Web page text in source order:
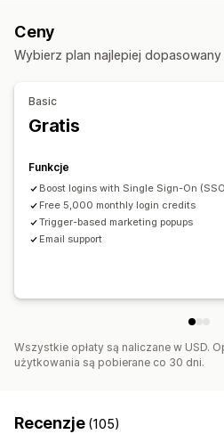
Zarządzanie kontem
Profile
Oznaczanie
Ceny
Wybierz plan najlepiej
Basic
Gratis
Funkcje
Boost logins with Single Sign-On
Free 5,000 monthly login credits
Trigger-based marketing popups
Email support
Wszystkie opłaty są naliczane w USD.
użytkowania są pobierane co 30 dni.
Recenzje (105)